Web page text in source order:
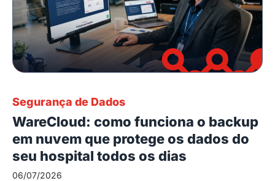
Segurança de Dados
WareCloud: como funciona o backup
em nuvem que protege os dados do
seu hospital todos os dias
06/07/2026